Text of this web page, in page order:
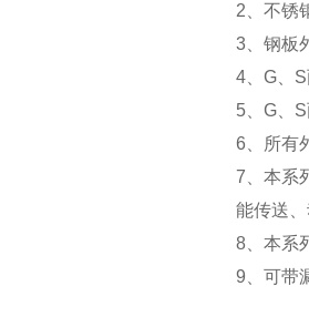
2、不锈
3、钢板
4、G、
5、G、
6、所有
7、本系
能传送
8、本系
9、可带